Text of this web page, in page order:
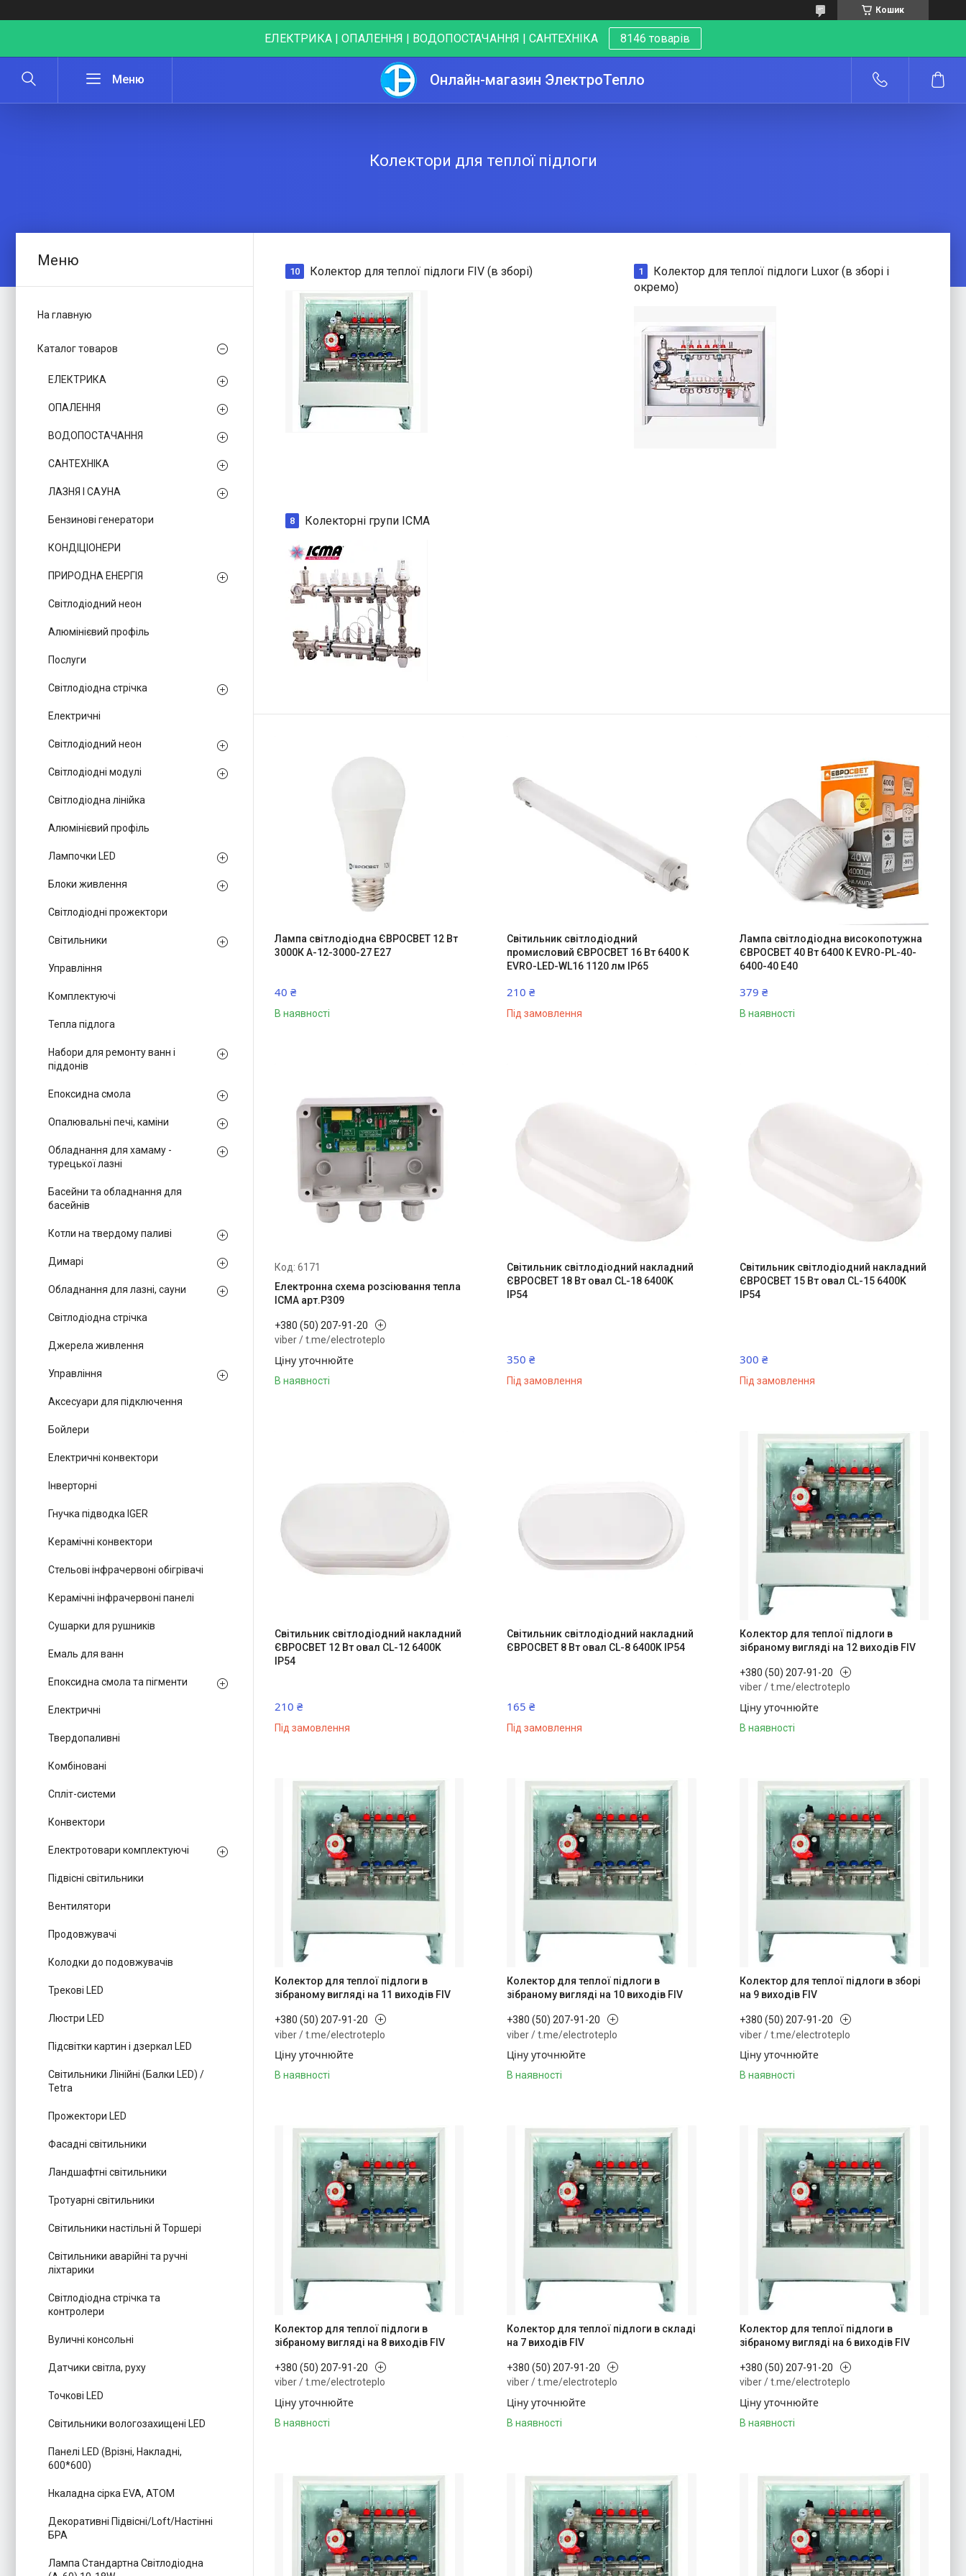
Кошик
ЕЛЕКТРИКА | ОПАЛЕННЯ | ВОДОПОСТАЧАННЯ | САНТЕХНІКА 8146 товарів
Онлайн-магазин ЭлектроТепло
Колектори для теплої підлоги
10 Колектор для теплої підлоги FIV (в зборі) 1
Колектор для теплої підлоги Luxor (в зборі і
окремо)
8 Колекторні групи ICMA
Лампа світлодіодна ЄВРОСВЕТ 12 Вт
3000К A-12-3000-27 Е27
40 ₴
В наявності
Світильник світлодіодний
промисловий ЄВРОСВЕТ 16 Вт 6400 K
EVRO-LED-WL16 1120 лм IP65
210 ₴
Під замовлення
Лампа світлодіодна високопотужна
ЄВРОСВЕТ 40 Вт 6400 К EVRO-PL-40-
6400-40 Е40
379 ₴
В наявності
6171
Електронна схема розсіювання тепла
ICMA арт.P309
+380 (50) 207-91-20
viber / t.me/electroteplo
Ціну уточнюйте
В наявності
Світильник світлодіодний накладний
ЄВРОСВЕТ 18 Вт овал CL-18 6400K
IP54
350 ₴
Під замовлення
Світильник світлодіодний накладний
ЄВРОСВЕТ 15 Вт овал CL-15 6400K
IP54
300 ₴
Під замовлення
Світильник світлодіодний накладний
ЄВРОСВЕТ 12 Вт овал CL-12 6400K
IP54
210 ₴
Під замовлення
Світильник світлодіодний накладний
ЄВРОСВЕТ 8 Вт овал CL-8 6400K IP54
165 ₴
Під замовлення
Колектор для теплої підлоги в
зібраному вигляді на 12 виходів FIV
+380 (50) 207-91-20
viber / t.me/electroteplo
Ціну уточнюйте
В наявності
Колектор для теплої підлоги в
зібраному вигляді на 11 виходів FIV
+380 (50) 207-91-20
viber / t.me/electroteplo
Ціну уточнюйте
В наявності
Колектор для теплої підлоги в
зібраному вигляді на 10 виходів FIV
+380 (50) 207-91-20
viber / t.me/electroteplo
Ціну уточнюйте
В наявності
Колектор для теплої підлоги в зборі
на 9 виходів FIV
+380 (50) 207-91-20
viber / t.me/electroteplo
Ціну уточнюйте
В наявності
Колектор для теплої підлоги в
зібраному вигляді на 8 виходів FIV
+380 (50) 207-91-20
viber / t.me/electroteplo
Ціну уточнюйте
В наявності
Колектор для теплої підлоги в складі
на 7 виходів FIV
+380 (50) 207-91-20
viber / t.me/electroteplo
Ціну уточнюйте
В наявності
Колектор для теплої підлоги в
зібраному вигляді на 6 виходів FIV
+380 (50) 207-91-20
viber / t.me/electroteplo
Ціну уточнюйте
В наявності
На главную
Каталог товаров
ЕЛЕКТРИКА
ОПАЛЕННЯ
ВОДОПОСТАЧАННЯ
САНТЕХНІКА
ЛАЗНЯ І САУНА
Бензинові генератори
КОНДІЦІОНЕРИ
ПРИРОДНА ЕНЕРГІЯ
Світлодіодний неон
Алюмінієвий профіль
Послуги
Світлодіодна стрічка
Електричні
Світлодіодний неон
Світлодіодні модулі
Світлодіодна лінійка
Алюмінієвий профіль
Лампочки LED
Блоки живлення
Світлодіодні прожектори
Світильники
Управління
Комплектуючі
Тепла підлога
Набори для ремонту ванн і
піддонів
Епоксидна смола
Опалювальні печі, каміни
Обладнання для хамаму -
турецької лазні
Басейни та обладнання для
басейнів
Котли на твердому паливі
Димарі
Обладнання для лазні, сауни
Світлодіодна стрічка
Джерела живлення
Управління
Аксесуари для підключення
Бойлери
Електричні конвектори
Інверторні
Гнучка підводка IGER
Керамічні конвектори
Стельові інфрачервоні обігрівачі
Керамічні інфрачервоні панелі
Сушарки для рушників
Емаль для ванн
Епоксидна смола та пігменти
Електричні
Твердопаливні
Комбіновані
Спліт-системи
Конвектори
Електротовари комплектуючі
Підвісні світильники
Вентилятори
Продовжувачі
Колодки до подовжувачів
Трекові LED
Люстри LED
Підсвітки картин і дзеркал LED
Світильники Лінійні (Балки LED) /
Tetra
Прожектори LED
Фасадні світильники
Ландшафтні світильники
Тротуарні світильники
Світильники настільні й Торшері
Світильники аварійні та ручні
ліхтарики
Світлодіодна стрічка та
контролери
Вуличні консольні
Датчики світла, руху
Точкові LED
Світильники вологозахищені LED
Панелі LED (Врізні, Накладні,
600*600)
Нкаладна сірка EVA, ATOM
Декоративні Підвісні/Loft/Настінні
БРА
Лампа Стандартна Світлодіодна